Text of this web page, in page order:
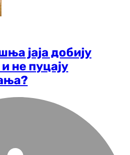
јаја добију
не пуцају